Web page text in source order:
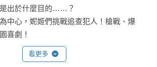
出於什麼目的……？
中心，妮姬們挑戰追查犯人！槍戰、爆
喜劇！
看更多